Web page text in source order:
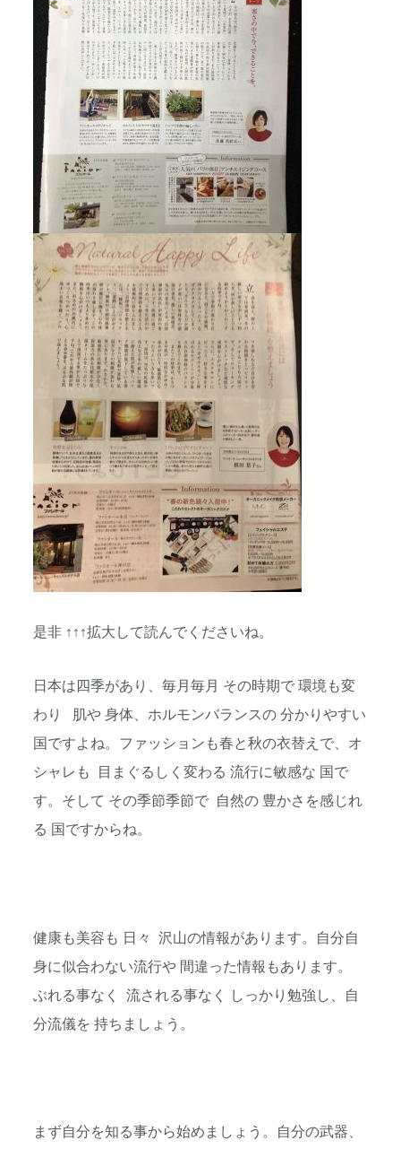
是非 ↑↑↑拡大して読んでくださいね。
日本は四季があり、毎月毎月 その時期で 環境も変
わり 肌や 身体、ホルモンバランスの 分かりやすい
国ですよね。ファッションも春と秋の衣替えで、オ
シャレも 目まぐるしく変わる 流行に敏感な 国で
す。そして その季節季節で 自然の 豊かさを感じれ
る 国ですからね。
健康も美容も 日々 沢山の情報があります。自分自
身に似合わない流行や 間違った情報もあります。
ぶれる事なく 流される事なく しっかり勉強し、自
分流儀を 持ちましょう。
まず自分を知る事から始めましょう。自分の武器、